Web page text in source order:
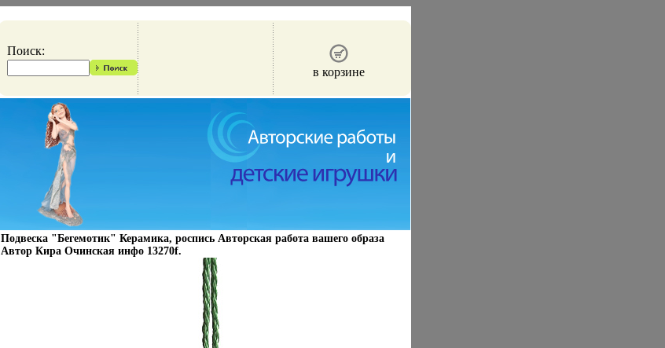
Поиск:
в корзине
Подвеска "Бегемотик" Керамика, роспись Авторская работа вашего образа
Автор Кира Очинская инфо 13270f.